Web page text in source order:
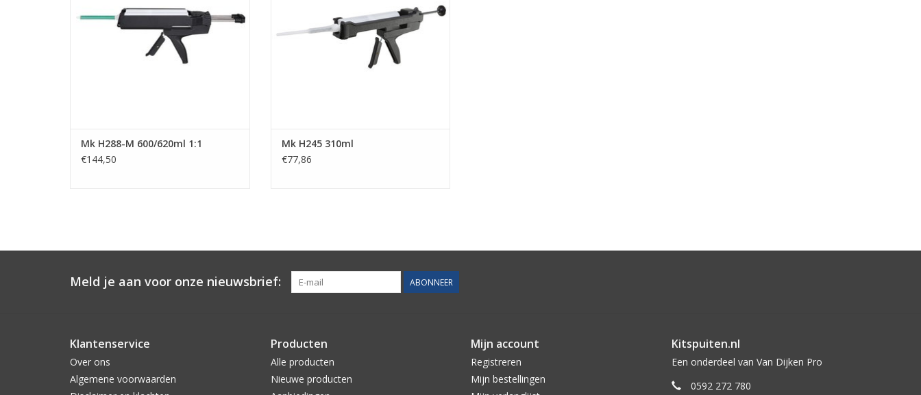
TOEVOEGEN AAN WINKELWAGEN
Mk H288-M 600/620ml 1:1
€144,50
Mk H245 310ml
€77,86
Meld je aan voor onze nieuwsbrief: ABONNEER
Klantenservice
Over ons
Algemene voorwaarden
Producten
Alle producten
Nieuwe producten
Mijn account
Registreren
Mijn bestellingen
Kitspuiten.nl
Een onderdeel van Van Dijken Pro
0592 272 780